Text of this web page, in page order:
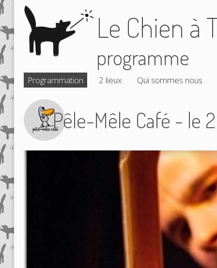
Le Chien à
programme
Programmation 2 lieux Qui sommes nous
Pêle-Mêle Café - le